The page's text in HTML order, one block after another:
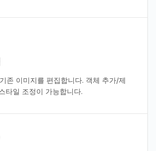
존 이미지를 편집합니다. 객체 추가/제
타일 조정이 가능합니다.